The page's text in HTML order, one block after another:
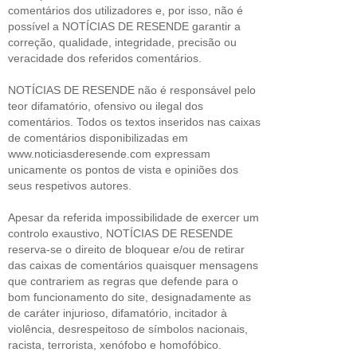
comentários dos utilizadores e, por isso, não é
possível a NOTÍCIAS DE RESENDE garantir a
correção, qualidade, integridade, precisão ou
veracidade dos referidos comentários.
NOTÍCIAS DE RESENDE não é responsável pelo
teor difamatório, ofensivo ou ilegal dos
comentários. Todos os textos inseridos nas caixas
de comentários disponibilizadas em
www.noticiasderesende.com expressam
unicamente os pontos de vista e opiniões dos
seus respetivos autores.
Apesar da referida impossibilidade de exercer um
controlo exaustivo, NOTÍCIAS DE RESENDE
reserva-se o direito de bloquear e/ou de retirar
das caixas de comentários quaisquer mensagens
que contrariem as regras que defende para o
bom funcionamento do site, designadamente as
de caráter injurioso, difamatório, incitador à
violência, desrespeitoso de símbolos nacionais,
racista, terrorista, xenófobo e homofóbico.